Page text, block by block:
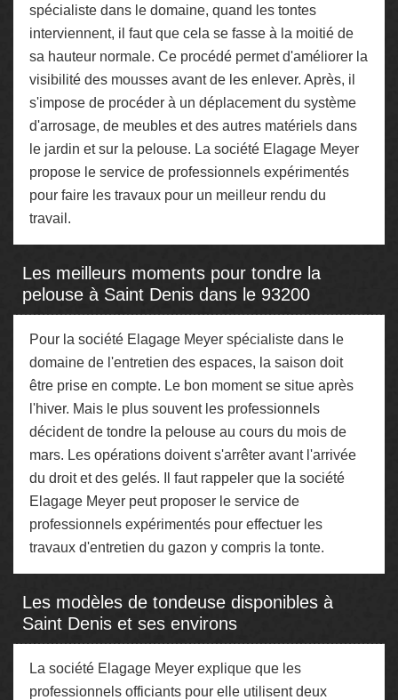
spécialiste dans le domaine, quand les tontes
interviennent, il faut que cela se fasse à la moitié de
sa hauteur normale. Ce procédé permet d'améliorer la
visibilité des mousses avant de les enlever. Après, il
s'impose de procéder à un déplacement du système
d'arrosage, de meubles et des autres matériels dans
le jardin et sur la pelouse. La société Elagage Meyer
propose le service de professionnels expérimentés
pour faire les travaux pour un meilleur rendu du
travail.
Les meilleurs moments pour tondre la
pelouse à Saint Denis dans le 93200
Pour la société Elagage Meyer spécialiste dans le
domaine de l'entretien des espaces, la saison doit
être prise en compte. Le bon moment se situe après
l'hiver. Mais le plus souvent les professionnels
décident de tondre la pelouse au cours du mois de
mars. Les opérations doivent s'arrêter avant l'arrivée
du droit et des gelés. Il faut rappeler que la société
Elagage Meyer peut proposer le service de
professionnels expérimentés pour effectuer les
travaux d'entretien du gazon y compris la tonte.
Les modèles de tondeuse disponibles à
Saint Denis et ses environs
La société Elagage Meyer explique que les
professionnels officiants pour elle utilisent deux